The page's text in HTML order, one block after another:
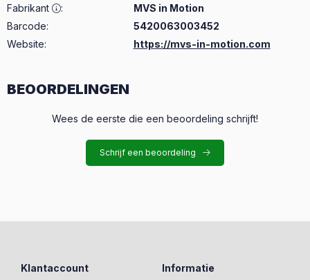
Fabrikant
:
MVS in Motion
Barcode:
5420063003452
Website:
https://mvs-in-motion.com
BEOORDELINGEN
Wees de eerste die een beoordeling schrijft!
Schrijf een beoordeling
Klantaccount Informatie